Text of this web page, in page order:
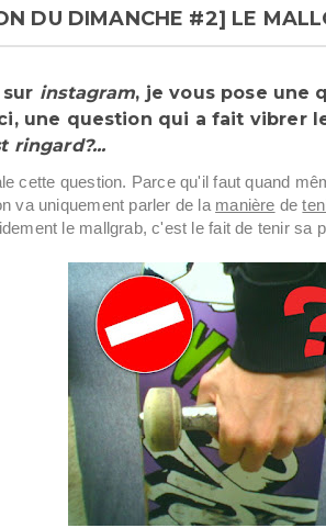
DU DIMANCHE #2] LE
instagram, je vous pose une
une question qui a fait vibrer
ringard?...
cette question. Parce qu'il faut quand
va uniquement parler de la manière de
le mallgrab, c'est le fait de tenir sa